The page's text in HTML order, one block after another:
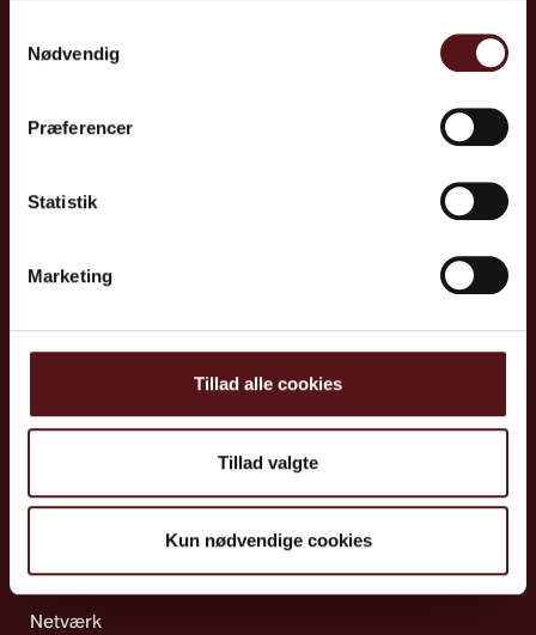
Nødvendig
Præferencer
Statistik
Marketing
Tillad alle cookies
Tillad valgte
Kun nødvendige cookies
9200 Aalborg
Sundhed
Indeklima & teknik
Joblife​
Uddannelser
Nyheder
Netværk